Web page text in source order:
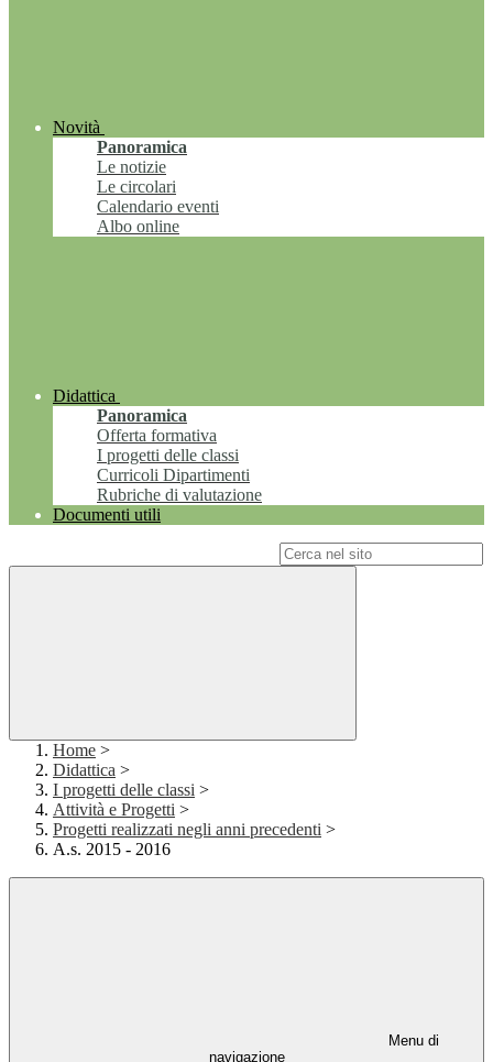
Novità
Panoramica
Le notizie
Le circolari
Calendario eventi
Albo online
Didattica
Panoramica
Offerta formativa
I progetti delle classi
Curricoli Dipartimenti
Rubriche di valutazione
Documenti utili
Home >
Didattica >
I progetti delle classi >
Attività e Progetti >
Progetti realizzati negli anni precedenti >
A.s. 2015 - 2016
Menu di
navigazione